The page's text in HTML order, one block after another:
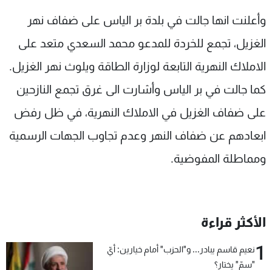
وأعلنت انها جالت في بلدة بر الياس على ضفاف نهر
الغزيل، تجمع للخردة للمدعو محمد السعدي متعد على
الاملاك النهرية التابعة لوزارة الطاقة ويلوث نهر الغزيل.
كما جالت في بر الياس وأشارت الى غرق تجمع النازحين
على ضفاف الغزيل في الاملاك النهرية، في ظل رفض
ابعادهم عن ضفاف النهر وعدم تجاوب الجهات الرسمية
ومماطلة المفوضية.
الأكثر قراءة
1نعيم قاسم يبادر... و"الحزب" أمام خيارين: أيّ
"سمّ" يختار؟